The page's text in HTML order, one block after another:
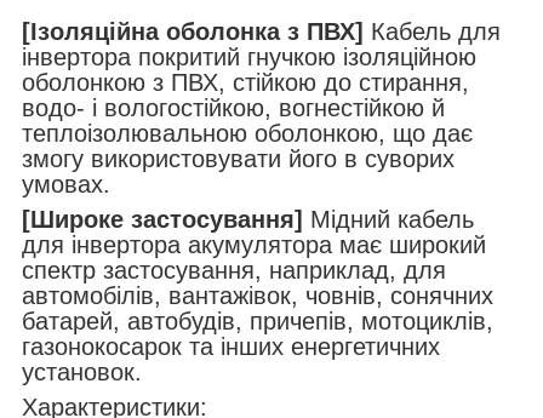
[Ізоляційна оболонка з ПВХ] Кабель для
інвертора покритий гнучкою ізоляційною
оболонкою з ПВХ, стійкою до стирання,
водо- і вологостійкою, вогнестійкою й
теплоізолювальною оболонкою, що дає
змогу використовувати його в суворих
умовах.
[Широке застосування] Мідний кабель
для інвертора акумулятора має широкий
спектр застосування, наприклад, для
автомобілів, вантажівок, човнів, сонячних
батарей, автобудів, причепів, мотоциклів,
газонокосарок та інших енергетичних
установок.
Характеристики: